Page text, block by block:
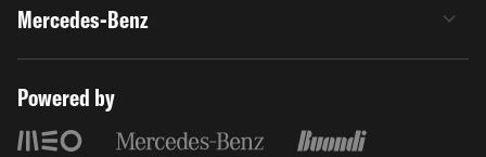
Mercedes-Benz
Powered by